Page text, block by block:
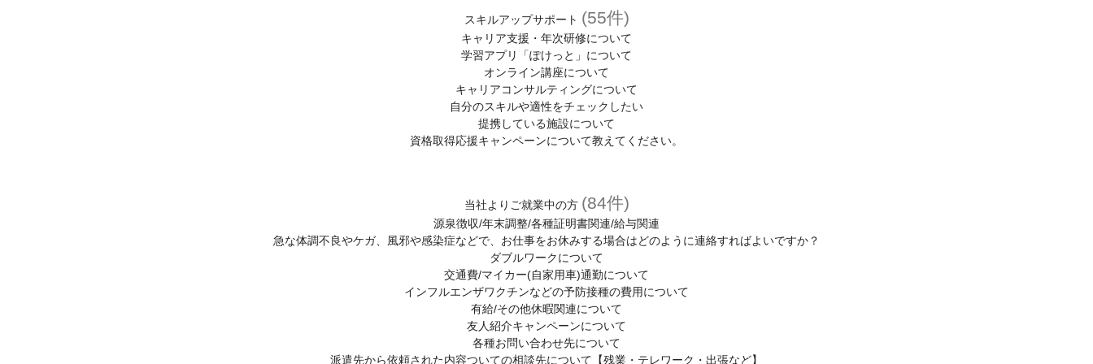
スキルアップサポート (55件)
キャリア支援・年次研修について
学習アプリ「ぽけっと」について
オンライン講座について
キャリアコンサルティングについて
自分のスキルや適性をチェックしたい
提携している施設について
資格取得応援キャンペーンについて教えてください。
当社よりご就業中の方 (84件)
源泉徴収/年末調整/各種証明書関連/給与関連
急な体調不良やケガ、風邪や感染症などで、お仕事をお休みする場合はどのように連絡すればよいですか？
ダブルワークについて
交通費/マイカー(自家用車)通勤について
インフルエンザワクチンなどの予防接種の費用について
有給/その他休暇関連について
友人紹介キャンペーンについて
各種お問い合わせ先について
派遣先から依頼された内容ついての相談先について【残業・テレワーク・出張など】